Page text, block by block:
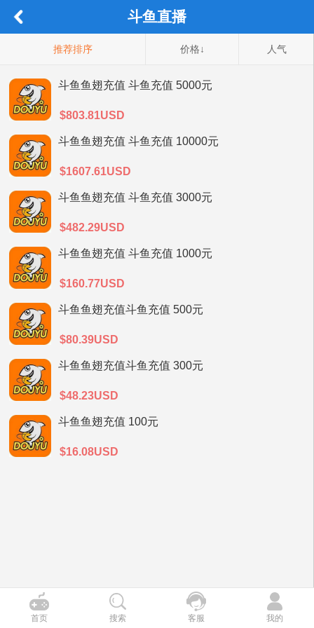
斗鱼直播
推荐排序 价格↓ 人气
斗鱼鱼翅充值 斗鱼充值 5000元
$803.81USD
斗鱼鱼翅充值 斗鱼充值 10000元
$1607.61USD
斗鱼鱼翅充值 斗鱼充值 3000元
$482.29USD
斗鱼鱼翅充值 斗鱼充值 1000元
$160.77USD
斗鱼鱼翅充值斗鱼充值 500元
$80.39USD
斗鱼鱼翅充值斗鱼充值 300元
$48.23USD
斗鱼鱼翅充值 100元
$16.08USD
首页 搜索 客服 我的